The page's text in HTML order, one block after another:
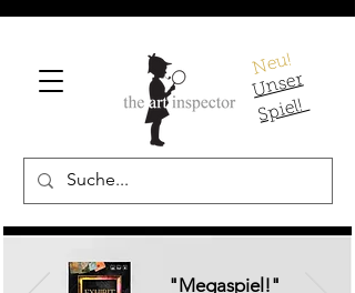
Neu!
U
ns
er
S
pi
el!
"Megaspiel!"